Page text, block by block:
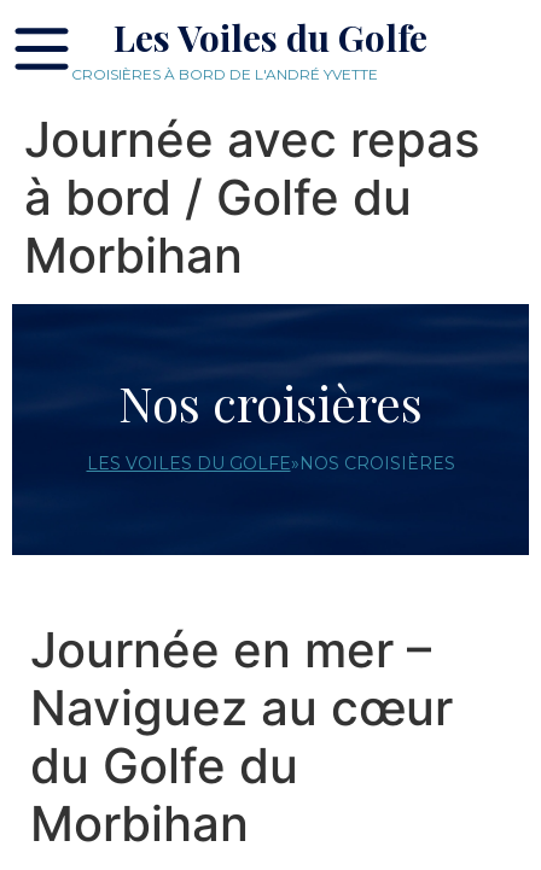
Les Voiles du Golfe
CROISIÈRES À BORD DE L'ANDRÉ YVETTE
Journée avec repas
à bord / Golfe du
Morbihan
Nos croisières
LES VOILES DU GOLFE»NOS CROISIÈRES
Journée en mer –
Naviguez au cœur
du Golfe du
Morbihan